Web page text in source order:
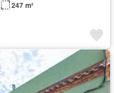
247 m²